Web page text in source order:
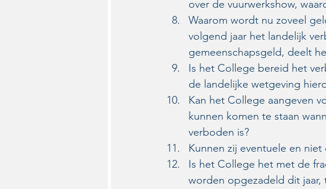
over de vuurwerkshow,
Waarom wordt nu zoveel
volgend jaar het landelijk
gemeenschapsgeld, deelt
Is het College bereid het
de landelijke wetgeving
Kan het College aangeven
kunnen komen te staan
verboden is?
Kunnen zij eventuele en
Is het College het met de
worden opgezadeld dit